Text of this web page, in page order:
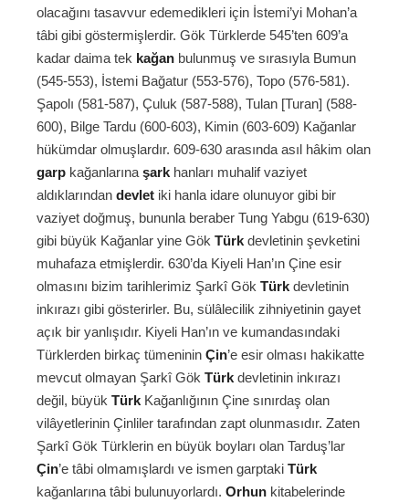
olacağını tasavvur edemedikleri için İstemi’yi Mohan’a
tâbi gibi göstermişlerdir. Gök Türklerde 545’ten 609’a
kadar daima tek kağan bulunmuş ve sırasıyla Bumun
(545-553), İstemi Bağatur (553-576), Topo (576-581).
Şapolı (581-587), Çuluk (587-588), Tulan [Turan] (588-
600), Bilge Tardu (600-603), Kimin (603-609) Kağanlar
hükümdar olmuşlardır. 609-630 arasında asıl hâkim olan
garp kağanlarına şark hanları muhalif vaziyet
aldıklarından devlet iki hanla idare olunuyor gibi bir
vaziyet doğmuş, bununla beraber Tung Yabgu (619-630)
gibi büyük Kağanlar yine Gök Türk devletinin şevketini
muhafaza etmişlerdir. 630’da Kiyeli Han’ın Çine esir
olmasını bizim tarihlerimiz Şarkî Gök Türk devletinin
inkırazı gibi gösterirler. Bu, sülâlecilik zihniyetinin gayet
açık bir yanlışıdır. Kiyeli Han’ın ve kumandasındaki
Türklerden birkaç tümeninin Çin’e esir olması hakikatte
mevcut olmayan Şarkî Gök Türk devletinin inkırazı
değil, büyük Türk Kağanlığının Çine sınırdaş olan
vilâyetlerinin Çinliler tarafından zapt olunmasıdır. Zaten
Şarkî Gök Türklerin en büyük boyları olan Tarduş’lar
Çin’e tâbi olmamışlardı ve ismen garptaki Türk
kağanlarına tâbi bulunuyorlardı. Orhun kitabelerinde